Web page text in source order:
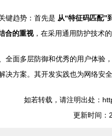
键趋势：首先是 从“特征码匹配”
合的重视，在采用通用防护技术
全面多层防御和优秀的用户体
方案。其开发实践也为网络安
如若转载，请注明出处：
更新时间：